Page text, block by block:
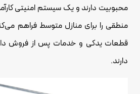
محبوبیت دارند و یک سیستم امنیتی
منطقی را برای منازل متوسط فراهم
قطعات یدکی و خدمات پس از فروش
دارند.